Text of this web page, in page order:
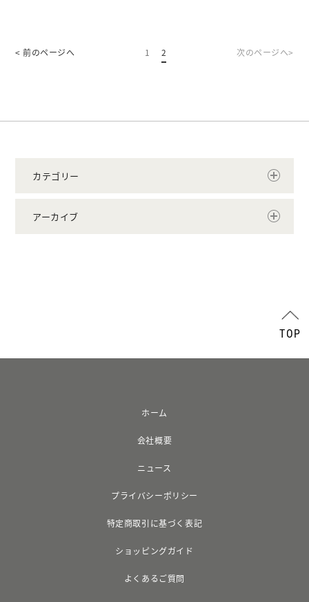
1 2
カテゴリー
アーカイブ
TOP
ホーム
会社概要
ニュース
プライバシーポリシー
特定商取引に基づく表記
ショッピングガイド
よくあるご質問